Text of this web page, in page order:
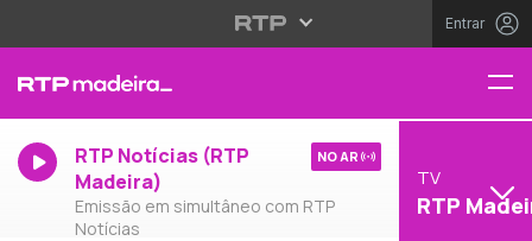
Entrar
RTP Notícias (RTP
Madeira)
Emissão em simultâneo com RTP
Notícias
NO AR
TV
RTP